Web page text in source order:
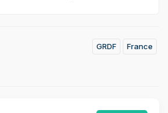
GRDF France